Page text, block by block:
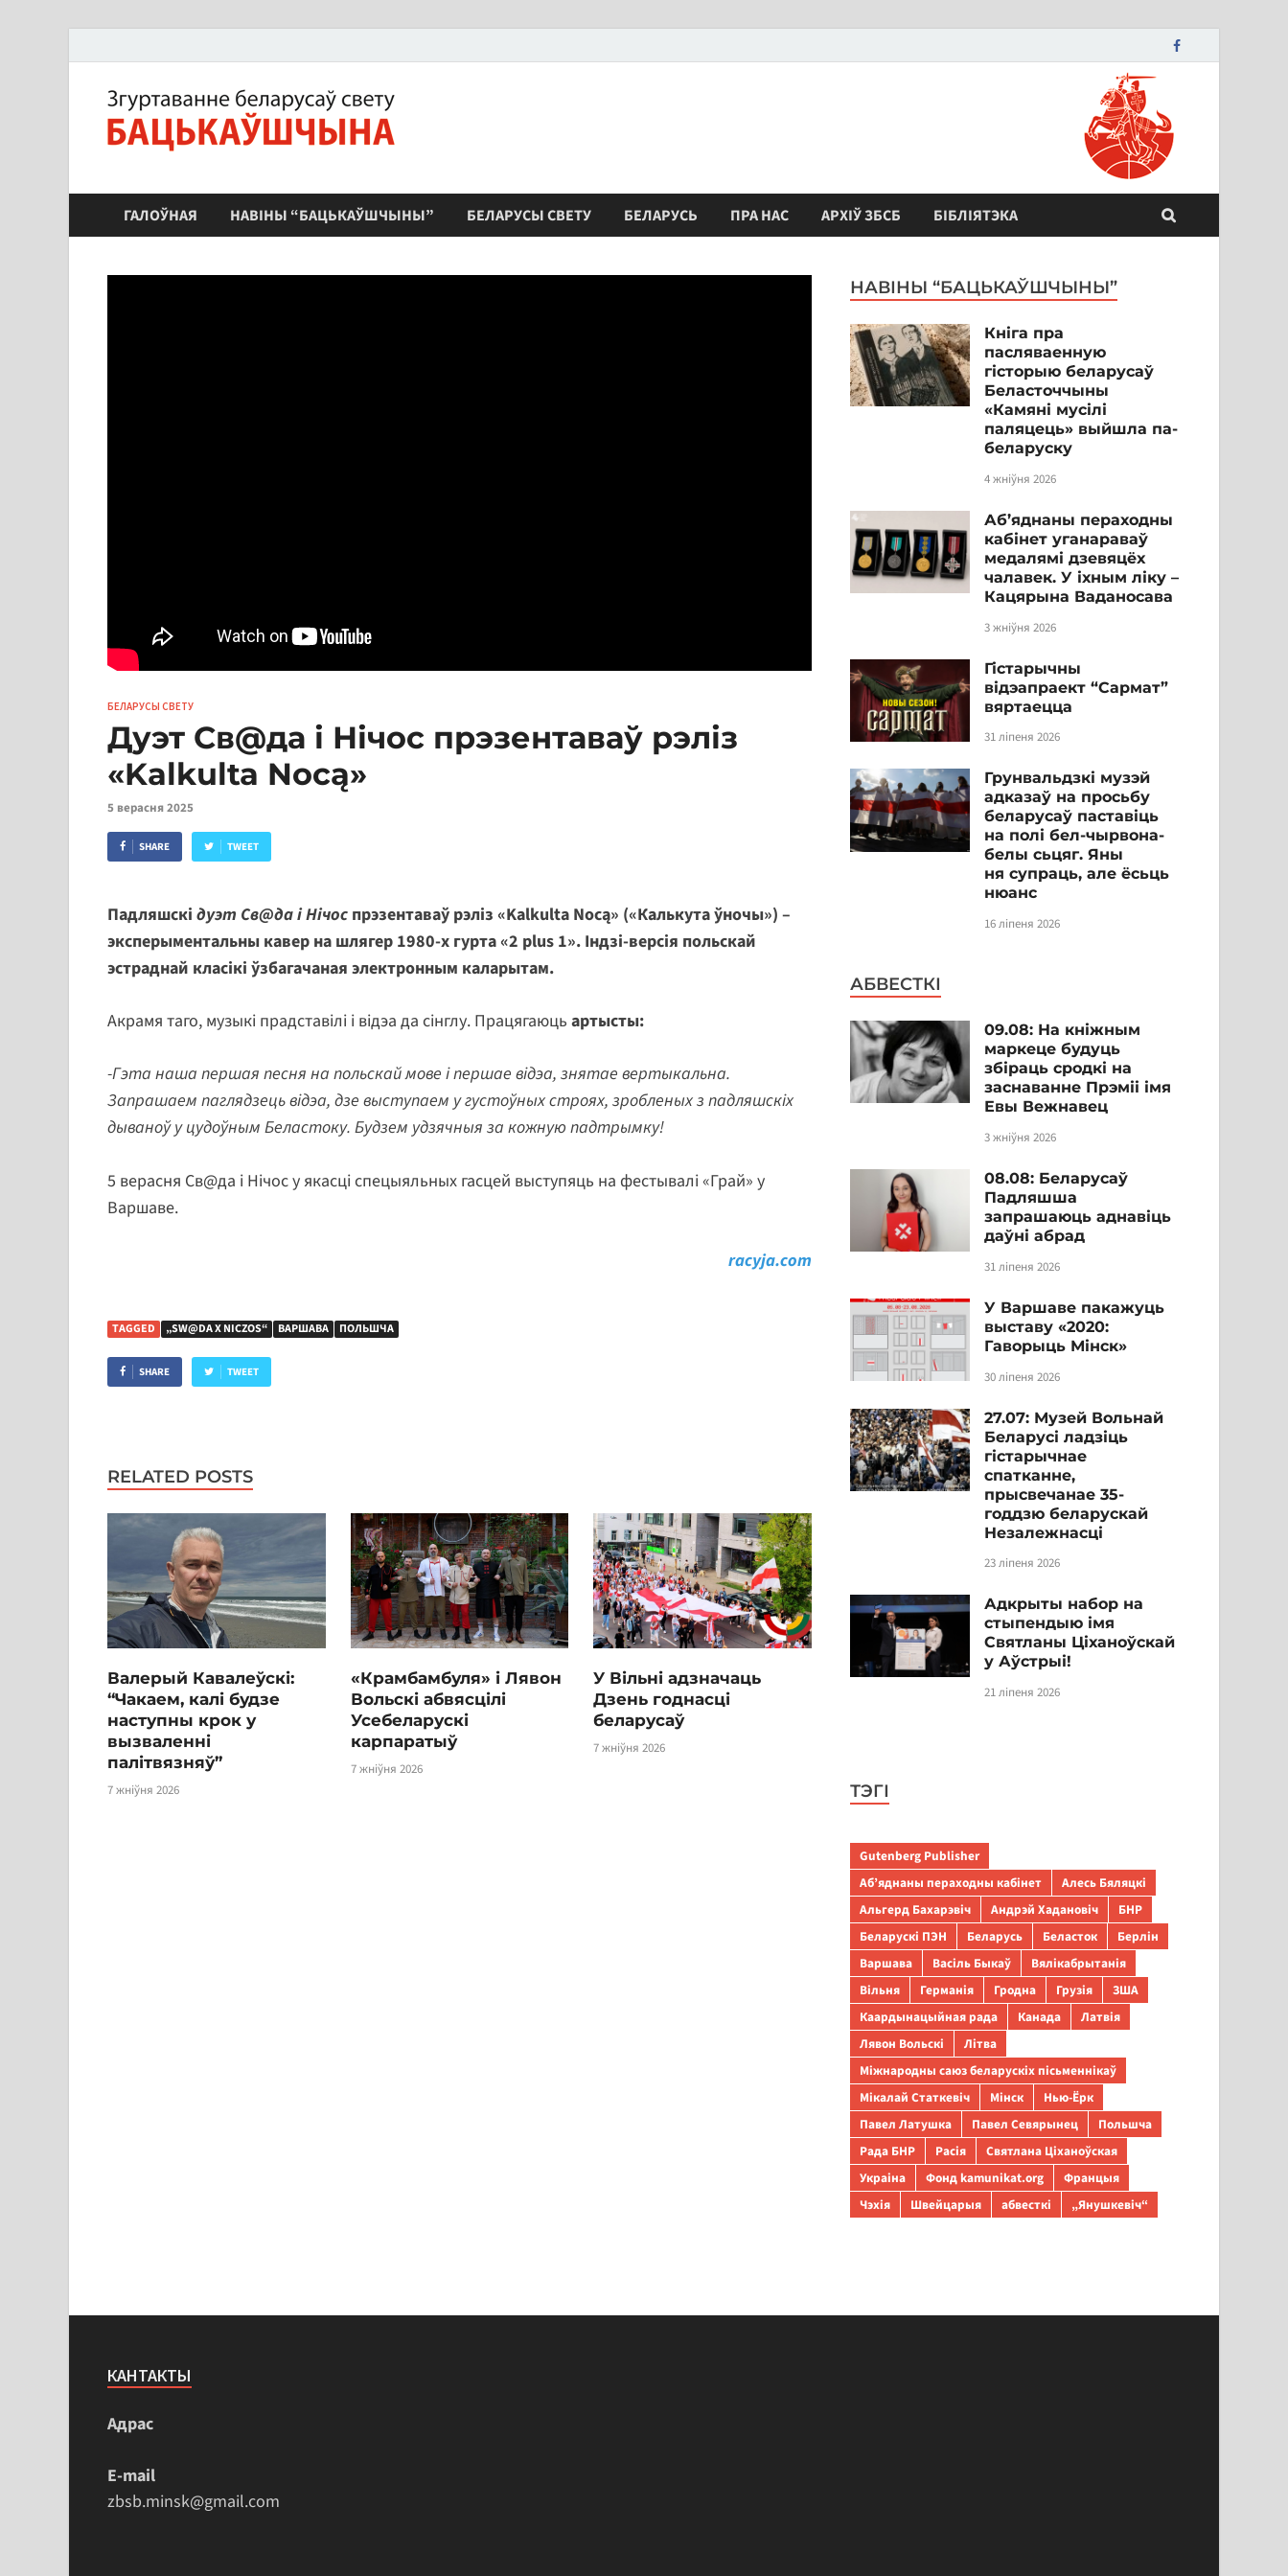
ЗБС "Бацькаўшчына"
ГАЛОЎНАЯ НАВІНЫ “БАЦЬКАЎШЧЫНЫ” БЕЛАРУСЫ СВЕТУ БЕЛАРУСЬ ПРА НАС АРХІЎ ЗБСБ БІБЛІЯТЭКА
БЕЛАРУСЫ СВЕТУ
Дуэт Св@да і Нічос прэзентаваў рэліз
«Kalkulta Nocą»
5 верасня 2025
SHARE TWEET
Падляшскі дуэт Св@да і Нічос прэзентаваў рэліз «Kalkulta Nocą» («Калькута ўночы») –
эксперыментальны кавер на шлягер 1980-х гурта «2 plus 1». Індзі-версія польскай
эстраднай класікі ўзбагачаная электронным каларытам.
Акрамя таго, музыкі прадставілі і відэа да сінглу. Працягаюць артысты:
-Гэта наша першая песня на польскай мове і першае відэа, знятае вертыкальна.
Запрашаем паглядзець відэа, дзе выступаем у густоўных строях, зробленых з падляшскіх
дываноў у цудоўным Беластоку. Будзем удзячныя за кожную падтрымку!
5 верасня Св@да і Нічос у якасці спецыяльных гасцей выступяць на фестывалі «Грай» у
Варшаве.
racyja.com
TAGGED „SW@DA X NICZOS“ ВАРШАВА ПОЛЬШЧА
SHARE TWEET
RELATED POSTS
Валерый Кавалеўскі:
“Чакаем, калі будзе
наступны крок у
вызваленні
палітвязняў”
7 жніўня 2026
«Крамбамбуля» і Лявон
Вольскі абвясцілі
Усебеларускі
карпаратыў
7 жніўня 2026
У Вільні адзначаць
Дзень годнасці
беларусаў
7 жніўня 2026
НАВІНЫ “БАЦЬКАЎШЧЫНЫ”
Кніга пра
пасляваенную
гісторыю беларусаў
Беласточчыны
«Камяні мусілі
паляцець» выйшла па-
беларуску
4 жніўня 2026
Аб’яднаны пераходны
кабінет уганараваў
медалямі дзевяцёх
чалавек. У іхным ліку –
Кацярына Ваданосава
3 жніўня 2026
Гістарычны
відэапраект “Сармат”
вяртаецца
31 ліпеня 2026
Грунвальдзкі музэй
адказаў на просьбу
беларусаў паставіць
на полі бел-чырвона-
белы сьцяг. Яны
ня супраць, але ёсьць
нюанс
16 ліпеня 2026
АБВЕСТКІ
09.08: На кніжным
маркеце будуць
збіраць сродкі на
заснаванне Прэміі імя
Евы Вежнавец
3 жніўня 2026
08.08: Беларусаў
Падляшша
запрашаюць аднавіць
даўні абрад
31 ліпеня 2026
У Варшаве пакажуць
выставу «2020:
Гаворыць Мінск»
30 ліпеня 2026
27.07: Музей Вольнай
Беларусі ладзіць
гістарычнае
спатканне,
прысвечанае 35-
годдзю беларускай
Незалежнасці
23 ліпеня 2026
Адкрыты набор на
стыпендыю імя
Святланы Ціханоўскай
у Аўстрыі!
21 ліпеня 2026
ТЭГІ
Gutenberg Publisher
Аб’яднаны пераходны кабінет
Алесь Бяляцкі
Альгерд Бахарэвіч
Андрэй Хадановіч
БНР
Беларускі ПЭН
Беларусь Беласток
Берлін
Варшава
Васіль Быкаў
Вялікабрытанія
Вільня
Германія Гродна Грузія
ЗША
Каардынацыйная рада
Канада
Латвія
Лявон Вольскі
Літва
Міжнародны саюз беларускіх пісьменнікаў
Мікалай Статкевіч
Мінск
Нью-Ёрк
Павел Латушка
Павел Севярынец
Польшча
Рада БНР
Расія
Святлана Ціханоўская
Украіна
Фонд kamunikat.org
Францыя
Чэхія
Швейцарыя абвесткі „Янушкевіч“
КАНТАКТЫ
Адрас
E-mail
zbsb.minsk@gmail.com